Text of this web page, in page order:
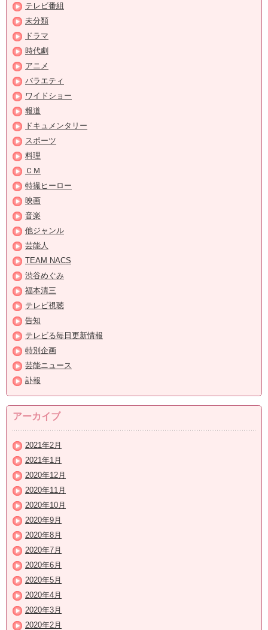
テレビ番組
未分類
ドラマ
時代劇
アニメ
バラエティ
ワイドショー
報道
ドキュメンタリー
スポーツ
料理
ＣＭ
特撮ヒーロー
映画
音楽
他ジャンル
芸能人
TEAM NACS
渋谷めぐみ
福本清三
テレビ視聴
告知
テレビる毎日更新情報
特別企画
芸能ニュース
訃報
アーカイブ
2021年2月
2021年1月
2020年12月
2020年11月
2020年10月
2020年9月
2020年8月
2020年7月
2020年6月
2020年5月
2020年4月
2020年3月
2020年2月